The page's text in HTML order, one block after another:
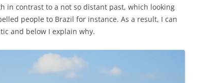
in contrast to a not so distant past, which looking
people to Brazil for instance. As a result, I can
and below I explain why.